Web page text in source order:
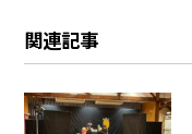
関連記事